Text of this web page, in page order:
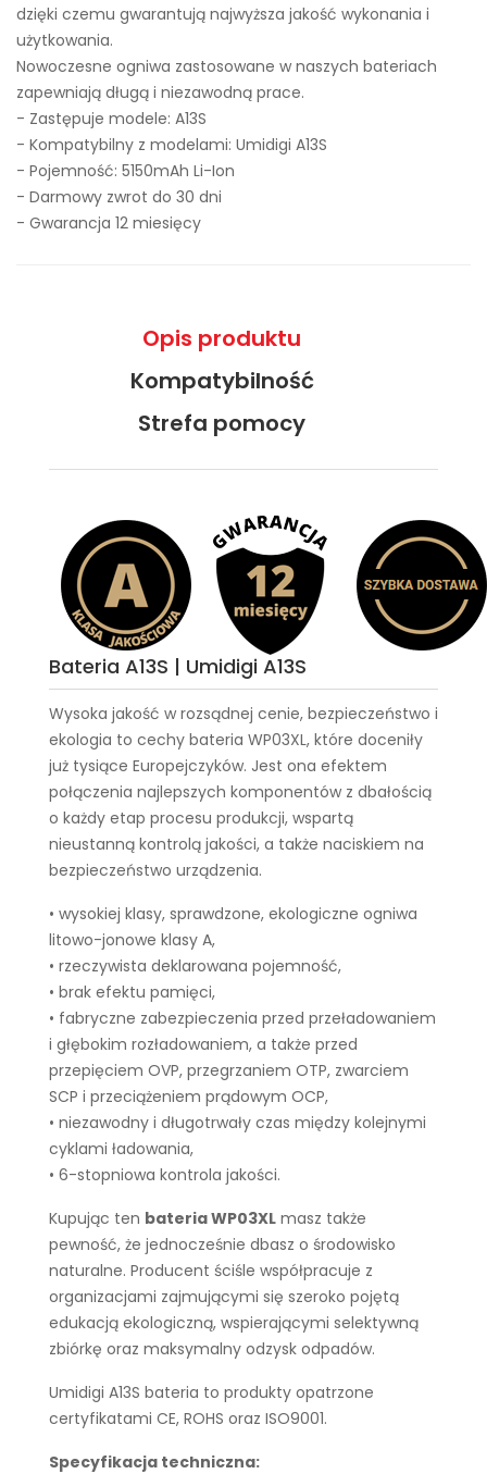
dzięki czemu gwarantują najwyższa jakość wykonania i
użytkowania.
Nowoczesne ogniwa zastosowane w naszych bateriach
zapewniają długą i niezawodną prace.
- Zastępuje modele: A13S
- Kompatybilny z modelami: Umidigi A13S
- Pojemność: 5150mAh Li-Ion
- Darmowy zwrot do 30 dni
- Gwarancja 12 miesięcy
Opis produktu
Kompatybilność
Strefa pomocy
Bateria A13S | Umidigi A13S
Wysoka jakość w rozsądnej cenie, bezpieczeństwo i
ekologia to cechy bateria WP03XL, które doceniły
już tysiące Europejczyków. Jest ona efektem
połączenia najlepszych komponentów z dbałością
o każdy etap procesu produkcji, wspartą
nieustanną kontrolą jakości, a także naciskiem na
bezpieczeństwo urządzenia.
• wysokiej klasy, sprawdzone, ekologiczne ogniwa
litowo-jonowe klasy A,
• rzeczywista deklarowana pojemność,
• brak efektu pamięci,
• fabryczne zabezpieczenia przed przeładowaniem
i głębokim rozładowaniem, a także przed
przepięciem OVP, przegrzaniem OTP, zwarciem
SCP i przeciążeniem prądowym OCP,
• niezawodny i długotrwały czas między kolejnymi
cyklami ładowania,
• 6-stopniowa kontrola jakości.
Kupując ten bateria WP03XL masz także
pewność, że jednocześnie dbasz o środowisko
naturalne. Producent ściśle współpracuje z
organizacjami zajmującymi się szeroko pojętą
edukacją ekologiczną, wspierającymi selektywną
zbiórkę oraz maksymalny odzysk odpadów.
Umidigi A13S bateria to produkty opatrzone
certyfikatami CE, ROHS oraz ISO9001.
Specyfikacja techniczna: